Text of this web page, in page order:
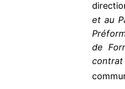
et au
de
contrat